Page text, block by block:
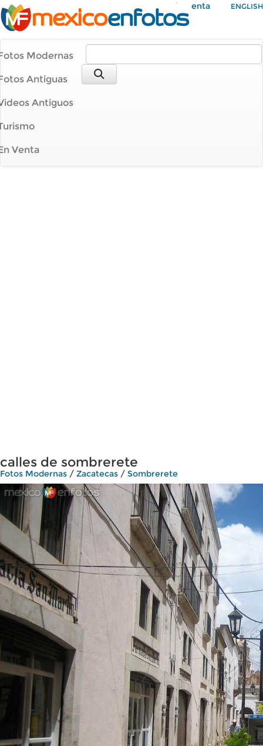
Mi Cuenta ENGLISH
Modernas
Antiguas
Antiguos
Venta
calles de sombrerete
Fotos Modernas / Zacatecas / Sombrerete